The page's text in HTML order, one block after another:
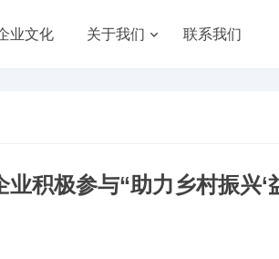
业文化 关于我们 联系我们
积极参与“助力乡村振兴‘